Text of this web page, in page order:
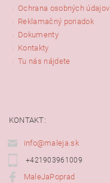
Ochrana osobných údajov
Reklamačný poriadok
Dokumenty
Kontakty
Tu nás nájdete
KONTAKT:
info@maleja.sk
+421903961009
MaleJaPoprad